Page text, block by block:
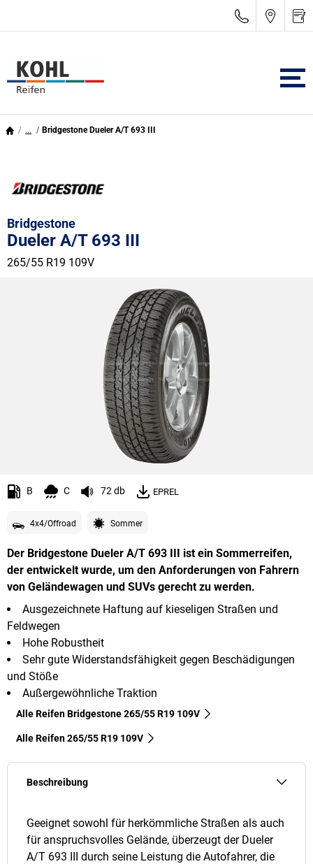
... Bridgestone Dueler A/T 693 III
Bridgestone
Dueler A/T 693 III
265/55 R19 109V
B C 72 db EPREL
4x4/Offroad Sommer
Der Bridgestone Dueler A/T 693 III ist ein Sommerreifen,
der entwickelt wurde, um den Anforderungen von Fahrern
von Geländewagen und SUVs gerecht zu werden.
Ausgezeichnete Haftung auf kieseligen Straßen und
Feldwegen
Hohe Robustheit
Sehr gute Widerstandsfähigkeit gegen Beschädigungen
und Stöße
Außergewöhnliche Traktion
Alle Reifen Bridgestone 265/55 R19 109V
Alle Reifen‎ 265/55 R19 109V
Beschreibung
Geeignet sowohl für herkömmliche Straßen als auch
für anspruchsvolles Gelände, überzeugt der Dueler
A/T 693 III durch seine Leistung die Autofahrer, die